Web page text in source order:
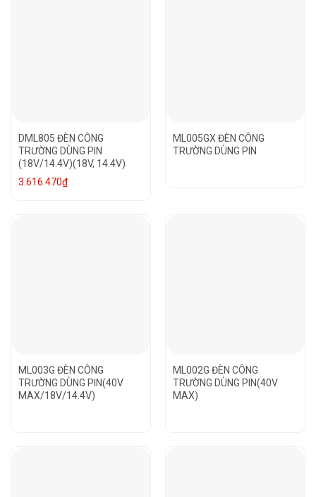
DML805 ĐÈN CÔNG
TRƯỜNG DÙNG PIN
(18V/14.4V)(18V, 14.4V)
3.616.470₫
ML005GX ĐÈN CÔNG
TRƯỜNG DÙNG PIN
ML003G ĐÈN CÔNG
TRƯỜNG DÙNG PIN(40V
MAX/18V/14.4V)
ML002G ĐÈN CÔNG
TRƯỜNG DÙNG PIN(40V
MAX)